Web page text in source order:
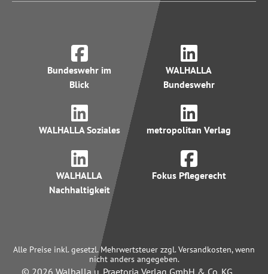
Bundeswehr im
Blick
WALHALLA
Bundeswehr
WALHALLA Soziales metropolitan Verlag
WALHALLA
Nachhaltigkeit
Fokus Pflegerecht
Alle Preise inkl. gesetzl. Mehrwertsteuer zzgl. Versandkosten, wenn
nicht anders angegeben.
© 2026 Walhalla u. Praetoria Verlag GmbH & Co. KG